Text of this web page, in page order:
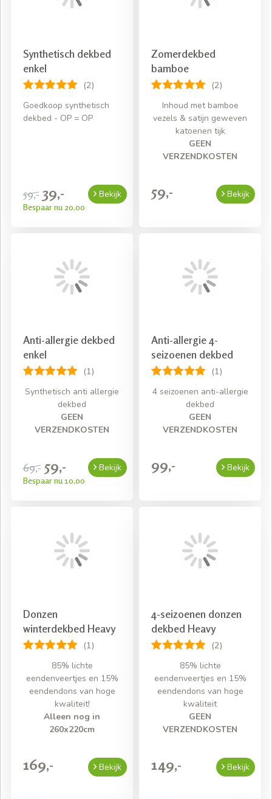
Snelle levering mits voorradig
Synthetisch dekbed
enkel
(2)
Goedkoop synthetisch
dekbed - OP = OP
59,- 39,-
Bespaar nu 20,00
Bekijk
Zomerdekbed
bamboe
(2)
Inhoud met bamboe
vezels & satijn geweven
katoenen tijk
GEEN
VERZENDKOSTEN
59,- Bekijk
Anti-allergie dekbed
enkel
(1)
Synthetisch anti allergie
dekbed
GEEN
VERZENDKOSTEN
69,- 59,-
Bespaar nu 10,00
Bekijk
Anti-allergie 4-
seizoenen dekbed
(1)
4 seizoenen anti-allergie
dekbed
GEEN
VERZENDKOSTEN
99,- Bekijk
Donzen
winterdekbed Heavy
(1)
85% lichte
eendenveertjes en 15%
eendendons van hoge
kwaliteit!
Alleen nog in
260x220cm
169,- Bekijk
4-seizoenen donzen
dekbed Heavy
(2)
85% lichte
eendenveertjes en 15%
eendendons van hoge
kwaliteit
GEEN
VERZENDKOSTEN
149,- Bekijk